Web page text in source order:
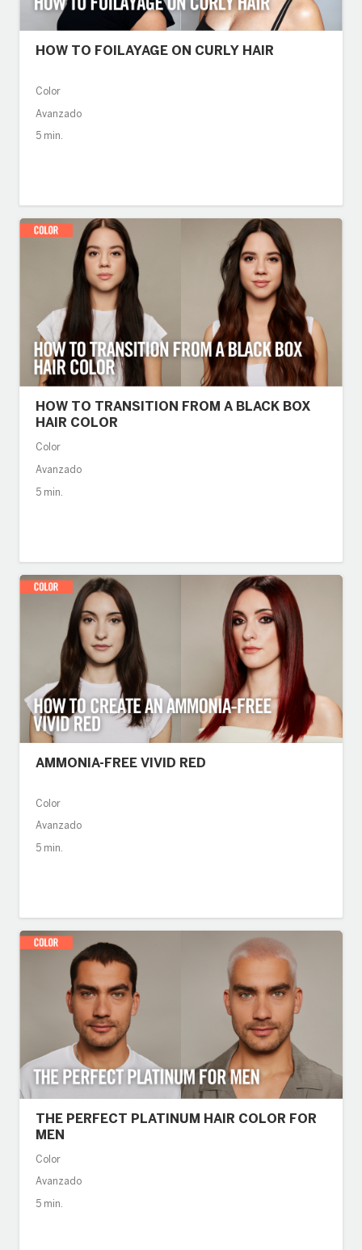
HOW TO FOILAYAGE ON CURLY HAIR
Color
Avanzado
5 min.
HOW TO TRANSITION FROM A BLACK BOX
HAIR COLOR
Color
Avanzado
5 min.
AMMONIA-FREE VIVID RED
Color
Avanzado
5 min.
THE PERFECT PLATINUM HAIR COLOR FOR
MEN
Color
Avanzado
5 min.